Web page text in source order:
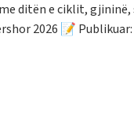
ditën e ciklit, gjininë,
2026 📝 Publikuar: